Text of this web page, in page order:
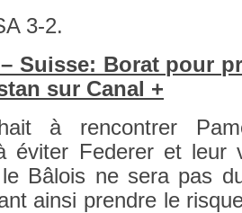
3-2.
– Suis­se: Borat pour
sur Canal +
à re­ncontr­er
éviter Feder­er et
Bâlois ne sera pas
ainsi pre­ndre le